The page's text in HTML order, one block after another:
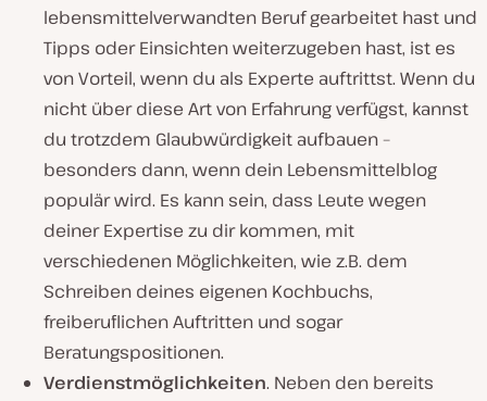
lebensmittelverwandten Beruf gearbeitet hast und
Tipps oder Einsichten weiterzugeben hast, ist es
von Vorteil, wenn du als Experte auftrittst. Wenn du
nicht über diese Art von Erfahrung verfügst, kannst
du trotzdem Glaubwürdigkeit aufbauen –
besonders dann, wenn dein Lebensmittelblog
populär wird. Es kann sein, dass Leute wegen
deiner Expertise zu dir kommen, mit
verschiedenen Möglichkeiten, wie z.B. dem
Schreiben deines eigenen Kochbuchs,
freiberuflichen Auftritten und sogar
Beratungspositionen.
Verdienstmöglichkeiten. Neben den bereits